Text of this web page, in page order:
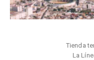
Tienda
La